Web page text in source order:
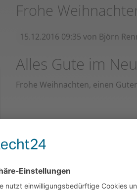
Frohe
15.12.2016 09:35 von Björn
Alles Gute im
Frohe Weihnachten, einen
KEI-DATA Team.
Zurück